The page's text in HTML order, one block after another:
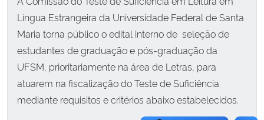
Secretaria-Geral
Gabinete de Segurança Institucional
Língua Estrangeira da Universidade Federal de Santa
Maria torna público o edital interno de seleção de
estudantes de graduação e pós-graduação da
UFSM, prioritariamente na área de Letras, para
atuarem na fiscalização do Teste de Suficiência
mediante requisitos e critérios abaixo estabelecidos.